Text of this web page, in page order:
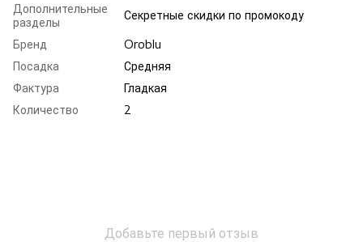
Дополнительные
разделы
Секретные скидки по промокоду
Бренд
Oroblu
Посадка
Средняя
Фактура
Гладкая
Количество
2
Добавьте первый отзыв